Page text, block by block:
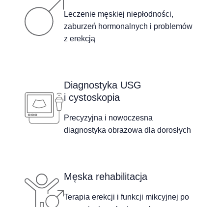
Leczenie męskiej niepłodności,
zaburzeń hormonalnych i problemów
z erekcją
Diagnostyka USG
i cystoskopia
Precyzyjna i nowoczesna
diagnostyka obrazowa dla dorosłych
Męska rehabilitacja
Terapia erekcji i funkcji mikcyjnej po